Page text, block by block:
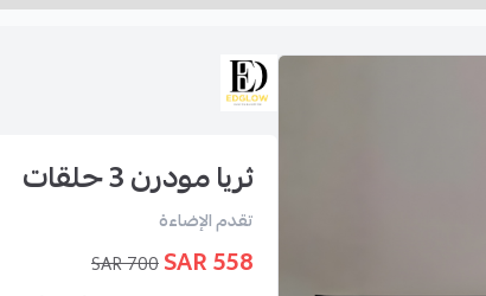
ثريا مودرن 3 حلقات
تقدم الإضاءة
558 SAR
700 SAR